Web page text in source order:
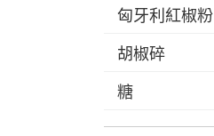
匈牙利紅椒粉
胡椒碎
糖